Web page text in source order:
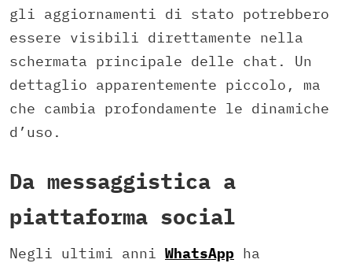
gli aggiornamenti di stato potrebbero
essere visibili direttamente nella
schermata principale delle chat. Un
dettaglio apparentemente piccolo, ma
che cambia profondamente le dinamiche
d’uso.
Da messaggistica a
piattaforma social
Negli ultimi anni WhatsApp ha